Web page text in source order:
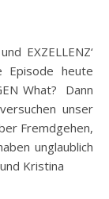
Episode heute
What? Dann
unser
Fremdgehen,
unglaublich
Kristina